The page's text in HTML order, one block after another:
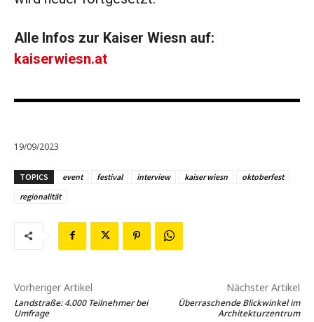
Alle Infos zur Kaiser Wiesn auf:
kaiserwiesn.at
19/09/2023
TOPICS event festival interview kaiser wiesn
oktoberfest
regionalität
Vorheriger Artikel
Landstraße: 4.000 Teilnehmer bei
Umfrage
Nächster Artikel
Überraschende Blickwinkel im
Architekturzentrum